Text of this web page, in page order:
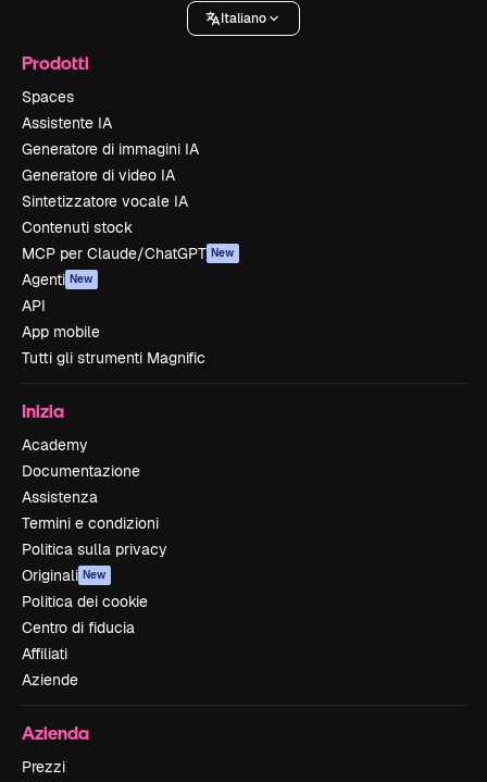
Italiano
Prodotti
Spaces
Assistente IA
Generatore di immagini IA
Generatore di video IA
Sintetizzatore vocale IA
Contenuti stock
MCP per Claude/ChatGPT New
Agenti New
API
App mobile
Tutti gli strumenti Magnific
Inizia
Academy
Documentazione
Assistenza
Termini e condizioni
Politica sulla privacy
Originali New
Politica dei cookie
Centro di fiducia
Affiliati
Aziende
Azienda
Prezzi